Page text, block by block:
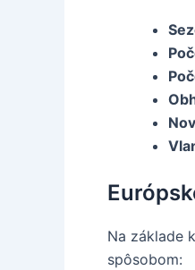
Na základe
spôsobom: